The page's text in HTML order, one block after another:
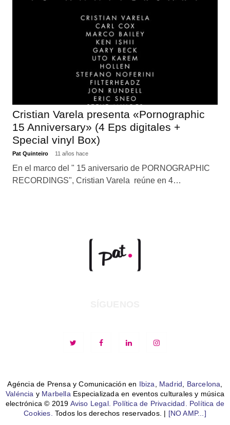
Cristian Varela presenta «Pornographic
15 Anniversary» (4 Eps digitales +
Special vinyl Box)
Pat Quinteiro 11 años hace
En el marco del " 15 aniversario de PORNOGRAPHIC
RECORDINGS", Cristian Varela reúne en 4…
Agéncia de Prensa y Comunicación en Ibiza Madrid Barcelona
Valéncia y Marbella Especializada en eventos culturales y música
electrónica © 2019 Aviso Legal. Política de Privacidad.
Política de
Cookies. Todos los derechos reservados. | [NO AMP...]